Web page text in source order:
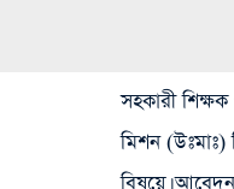
সহকারী শিক্ষক
মিশন (উঃমাঃ)